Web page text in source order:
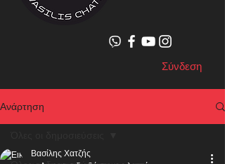
Σύνδεση
Ανάρτηση
Βασίλης Χατζής